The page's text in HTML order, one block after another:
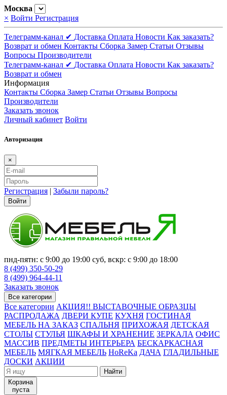
Москва
× Войти Регистрация
Телеграмм-канал ✔ Доставка Оплата Новости Как заказать?
Возврат и обмен Контакты Сборка Замер Статьи Отзывы
Вопросы Производители
Телеграмм-канал ✔ Доставка Оплата Новости Как заказать?
Возврат и обмен
Информация
Контакты Сборка Замер Статьи Отзывы Вопросы
Производители
Заказать звонок
Личный кабинет Войти
Авторизация
×
Регистрация | Забыли пароль?
Войти
пнд-пятн: с 9:00 до 19:00 суб, вскр: с 9:00 до 18:00
8 (499) 350-50-29
8 (499) 964-44-11
Заказать звонок
Все категории
Все категории АКЦИЯ!! ВЫСТАВОЧНЫЕ ОБРАЗЦЫ
РАСПРОДАЖА ДВЕРИ КУПЕ КУХНЯ ГОСТИНАЯ
МЕБЕЛЬ НА ЗАКАЗ СПАЛЬНЯ ПРИХОЖАЯ ДЕТСКАЯ
СТОЛЫ СТУЛЬЯ ШКАФЫ И ХРАНЕНИЕ ЗЕРКАЛА ОФИС
МАССИВ ПРЕДМЕТЫ ИНТЕРЬЕРА БЕСКАРКАСНАЯ
МЕБЕЛЬ МЯГКАЯ МЕБЕЛЬ HoReKa ДАЧА ГЛАДИЛЬНЫЕ
ДОСКИ АКЦИИ
Найти
Корзина
пуста